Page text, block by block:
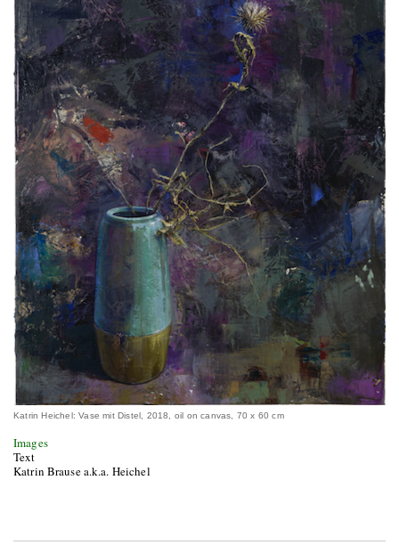
Katrin Heichel: Vase mit Distel, 2018, oil on canvas, 70 x 60 cm
Images
Text
Katrin Brause a.k.a. Heichel